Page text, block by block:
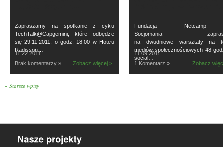
Zapraszamy na spotkanie z cyklu
TechTalk@Capgemini, które odbędzie
się 29.11.2011, o godz. 18:00 w Hotelu
Radisson…
11.22.2011
Brak komentarzy »
Zobacz więcej >
Fundacja
Socjomania
na dwudniowe warsztaty na
mediów społecznościowych 48
social…
11.09.2011
1 Komentarz »
Zobacz
« Starsze wpisy